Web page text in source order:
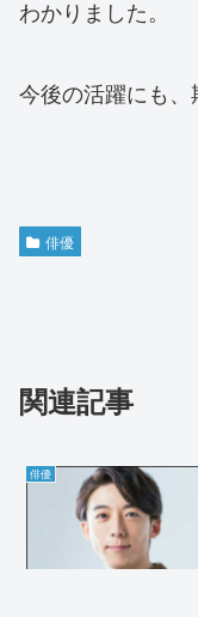
わかりました。
今後の活躍にも、
俳優
関連記事
俳優